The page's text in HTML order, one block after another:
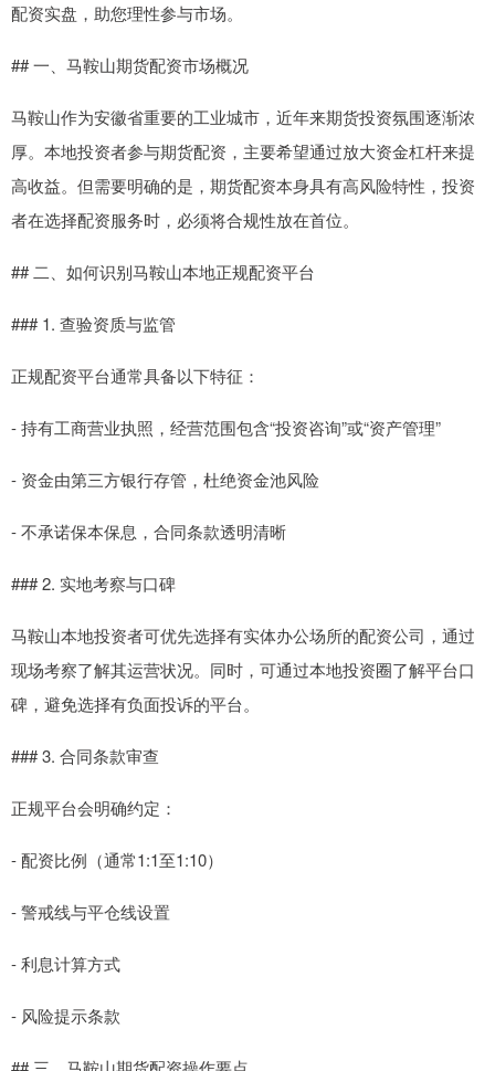
配资实盘，助您理性参与市场。
## 一、马鞍山期货配资市场概况
马鞍山作为安徽省重要的工业城市，近年来期货投资氛围逐渐浓
厚。本地投资者参与期货配资，主要希望通过放大资金杠杆来提
高收益。但需要明确的是，期货配资本身具有高风险特性，投资
者在选择配资服务时，必须将合规性放在首位。
## 二、如何识别马鞍山本地正规配资平台
### 1. 查验资质与监管
正规配资平台通常具备以下特征：
- 持有工商营业执照，经营范围包含“投资咨询”或“资产管理”
- 资金由第三方银行存管，杜绝资金池风险
- 不承诺保本保息，合同条款透明清晰
### 2. 实地考察与口碑
马鞍山本地投资者可优先选择有实体办公场所的配资公司，通过
现场考察了解其运营状况。同时，可通过本地投资圈了解平台口
碑，避免选择有负面投诉的平台。
### 3. 合同条款审查
正规平台会明确约定：
- 配资比例（通常1:1至1:10）
- 警戒线与平仓线设置
- 利息计算方式
- 风险提示条款